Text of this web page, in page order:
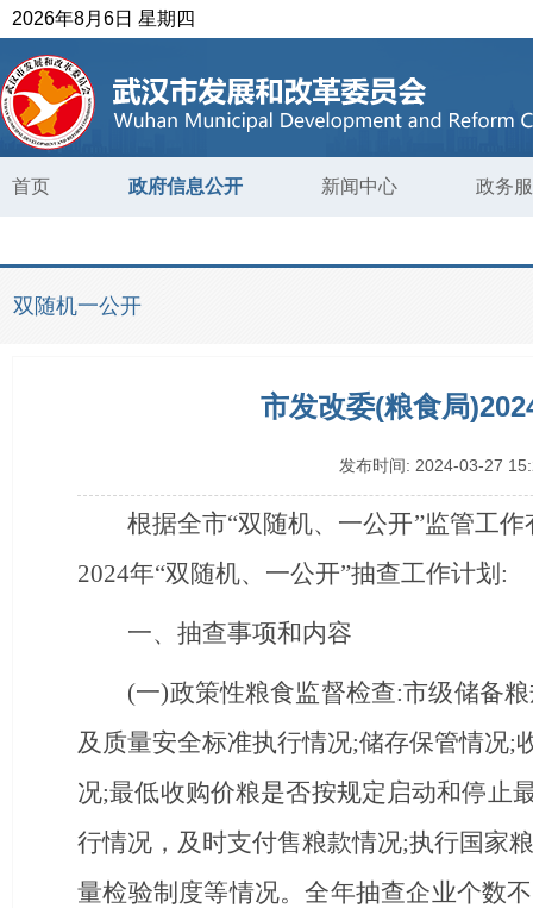
2026年8月6日 星期四
首页 政府信息公开 新闻中心 政务
双随机一公开
市发改委(粮食局
发布时间: 2024-03-27
根据全市“双随机、一公开”监管工
2024年“双随机、一公开”抽查工作计划:
一、抽查事项和内容
(一)政策性粮食监督检查:市级储备
及质量安全标准执行情况;储存保管情况;
况;最低收购价粮是否按规定启动和停止
行情况，及时支付售粮款情况;执行国家
量检验制度等情况。全年抽查企业个数